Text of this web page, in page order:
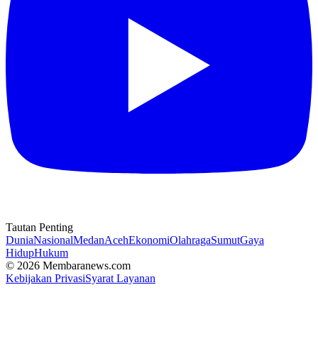
Tautan Penting
DuniaNasionalMedanAcehEkonomiOlahragaSumutGaya
HidupHukum
© 2026 Membaranews.com
Kebijakan PrivasiSyarat Layanan